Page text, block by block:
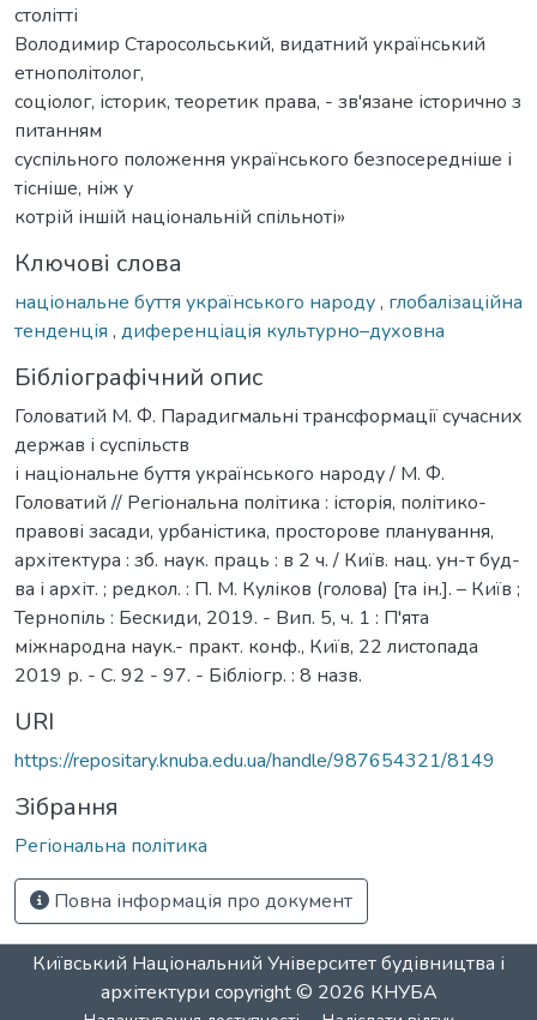
столітті
Володимир Старосольський, видатний український
етнополітолог,
соціолог, історик, теоретик права, - зв'язане історично з
питанням
суспільного положення українського безпосередніше і
тісніше, ніж у
котрій іншій національній спільноті»
Ключові слова
національне буття українського народу, глобалізаційна
тенденція , диференціація культурно–духовна
Бібліографічний опис
Головатий М. Ф. Парадигмальні трансформації сучасних
держав і суспільств
і національне буття українського народу / М. Ф.
Головатий // Регіональна політика : історія, політико-
правові засади, урбаністика, просторове планування,
архітектура : зб. наук. праць : в 2 ч. / Київ. нац. ун-т буд-
ва і архіт. ; редкол. : П. М. Куліков (голова) [та ін.]. – Київ ;
Тернопіль : Бескиди, 2019. - Вип. 5, ч. 1 : П'ята
міжнародна наук.- практ. конф., Київ, 22 листопада
2019 р. - С. 92 - 97. - Бібліогр. : 8 назв.
URI
https://repositary.knuba.edu.ua/handle/987654321/8149
Зібрання
Регіональна політика
Повна інформація про документ
Київський Національний Університет будівництва і
архітектури copyright © 2026 КНУБА